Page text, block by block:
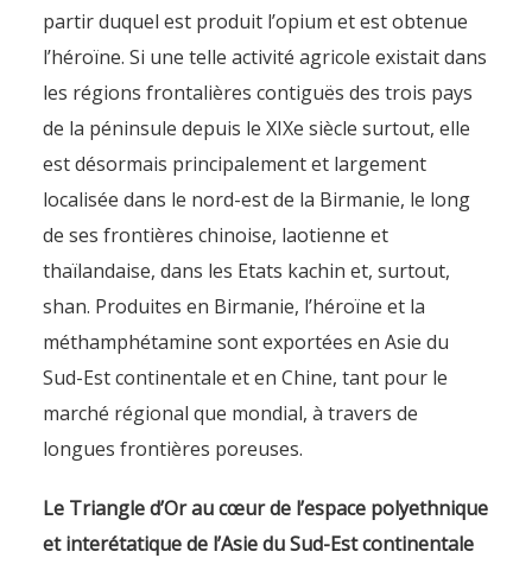
partir duquel est produit l’opium et est obtenue
l’héroïne. Si une telle activité agricole existait dans
les régions frontalières contiguës des trois pays
de la péninsule depuis le XIXe siècle surtout, elle
est désormais principalement et largement
localisée dans le nord-est de la Birmanie, le long
de ses frontières chinoise, laotienne et
thaïlandaise, dans les Etats kachin et, surtout,
shan. Produites en Birmanie, l’héroïne et la
méthamphétamine sont exportées en Asie du
Sud-Est continentale et en Chine, tant pour le
marché régional que mondial, à travers de
longues frontières poreuses.
Le Triangle d’Or au cœur de l’espace polyethnique
et interétatique de l’Asie du Sud-Est continentale